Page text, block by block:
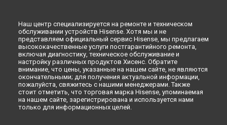
Наш центр специализируется на ремонте и техническом
обслуживании устройств Hisense. Хотя мы и не
представляем официальный сервис Hisense, мы предлагаем
высококачественные услуги постгарантийного ремонта,
включая диагностику, техническое обслуживание и
настройку различных продуктов Хисенс. Обратите
внимание, что цены, указанные на нашем сайте, не являются
окончательными; для получения актуальной информации,
пожалуйста, свяжитесь с нашими менеджерами. Также
стоит отметить, что торговая марка Hisense, упоминаемая
на нашем сайте, зарегистрирована и используется нами
только для информационных целей.